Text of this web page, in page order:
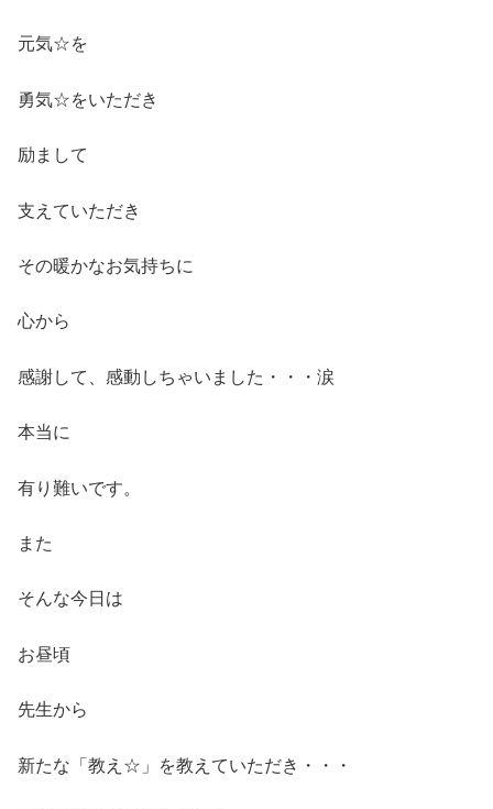
元気☆を
勇気☆をいただき
励まして
支えていただき
その暖かなお気持ちに
心から
感謝して、感動しちゃいました・・・涙
本当に
有り難いです。
また
そんな今日は
お昼頃
先生から
新たな「教え☆」を教えていただき・・・